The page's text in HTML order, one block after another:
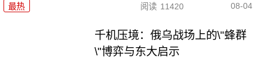
最热 阅读 11420 08-04
千机压境：俄乌战场上的\"蜂群
\"博弈与东大启示